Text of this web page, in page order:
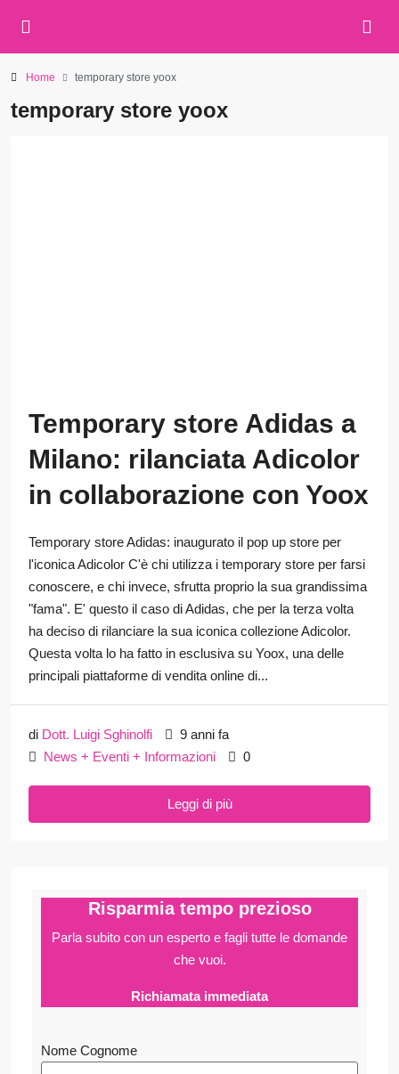
Home temporary store yoox
temporary store yoox
Temporary store Adidas a
Milano: rilanciata Adicolor
in collaborazione con Yoox
Temporary store Adidas: inaugurato il pop up store per
l'iconica Adicolor C'è chi utilizza i temporary store per farsi
conoscere, e chi invece, sfrutta proprio la sua grandissima
"fama". E' questo il caso di Adidas, che per la terza volta
ha deciso di rilanciare la sua iconica collezione Adicolor.
Questa volta lo ha fatto in esclusiva su Yoox, una delle
principali piattaforme di vendita online di...
di Dott. Luigi Sghinolfi
9 anni fa
News + Eventi + Informazioni
0
Leggi di più
Risparmia tempo prezioso
Parla subito con un esperto e fagli tutte le domande
che vuoi.
Richiamata immediata
Nome Cognome